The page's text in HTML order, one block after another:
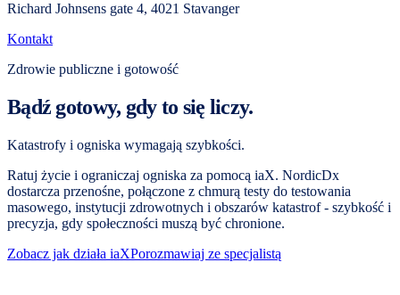
Richard Johnsens gate 4, 4021 Stavanger
Kontakt
Zdrowie publiczne i gotowość
Bądź gotowy, gdy to się liczy.
Katastrofy i ogniska wymagają szybkości.
Ratuj życie i ograniczaj ogniska za pomocą iaX. NordicDx
dostarcza przenośne, połączone z chmurą testy do testowania
masowego, instytucji zdrowotnych i obszarów katastrof - szybkość i
precyzja, gdy społeczności muszą być chronione.
Zobacz jak działa iaXPorozmawiaj ze specjalistą